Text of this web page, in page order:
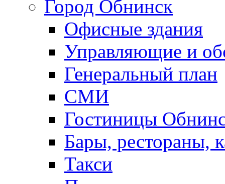
Город Обнинск
Офисные здания
Управляющие и
Генеральный план
СМИ
Гостиницы
Бары, рестораны,
Такси